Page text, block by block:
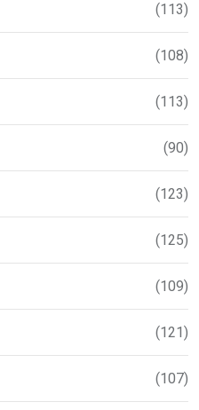
(113)
(108)
(113)
(90)
(123)
(125)
(109)
(121)
(107)